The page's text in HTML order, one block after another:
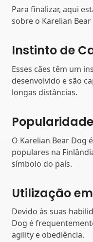
Para finalizar, aqui
sobre o Karelian Bear
Instinto de
Esses cães têm um
desenvolvido e são
longas distâncias.
O Karelian Bear Dog
populares na
símbolo do país.
Utilização
Devido às suas
Dog é
agility e obediência.